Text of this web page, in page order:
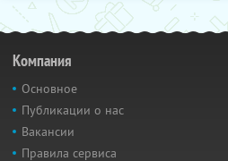
Компания
Основное
Публикации о нас
Вакансии
Правила сервиса